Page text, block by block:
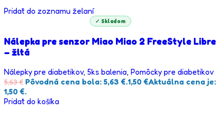
Pridať do zoznamu želaní
✓ Skladom
Nálepka pre senzor Miao Miao 2 FreeStyle Libre
– žltá
Nálepky pre diabetikov, 5ks balenia Pomôcky pre diabetikov
5,63€ Pôvodná cena bola: 5,63 €.1,50 €Aktuálna cena je:
1,50 €.
Pridať do košíka